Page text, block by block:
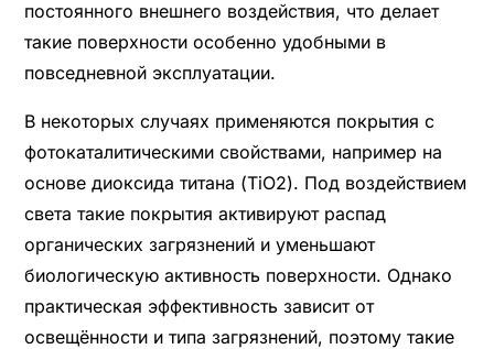
постоянного внешнего воздействия, что делает
такие поверхности особенно удобными в
повседневной эксплуатации.
В некоторых случаях применяются покрытия с
фотокаталитическими свойствами, например на
основе диоксида титана (TiO2). Под воздействием
света такие покрытия активируют распад
органических загрязнений и уменьшают
биологическую активность поверхности. Однако
практическая эффективность зависит от
освещённости и типа загрязнений, поэтому такие